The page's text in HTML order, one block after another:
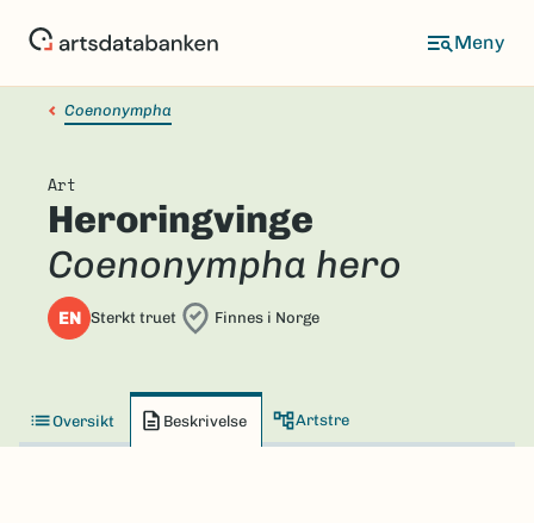
Coenonympha
Art
Heroringvinge
Coenonympha hero
EN Sterkt truet Finnes i Norge
Oversikt Beskrivelse Artstre